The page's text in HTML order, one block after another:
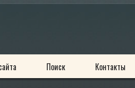
Поиск Контакты